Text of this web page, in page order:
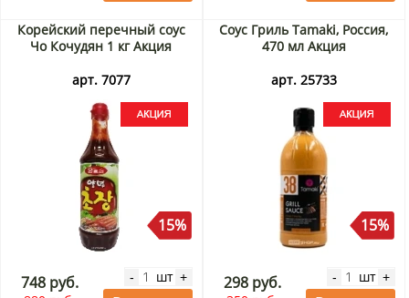
Корейский перечный соус
Чо Кочудян 1 кг Акция
арт. 7077
15%
748 руб. - шт +
Соус Гриль Tamaki, Россия,
470 мл Акция
арт. 25733
15%
298 руб. - шт +